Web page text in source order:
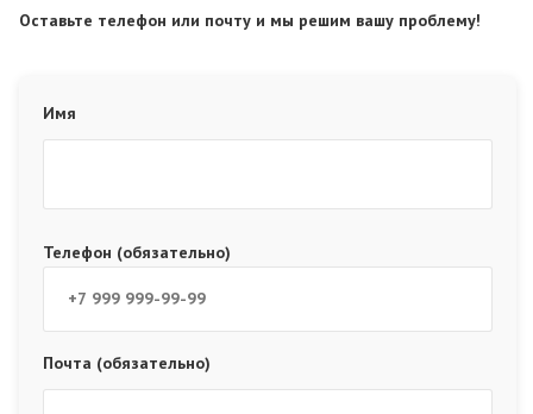
Оставьте телефон или почту и мы решим вашу проблему!
Имя
Телефон (обязательно)
Почта (обязательно)